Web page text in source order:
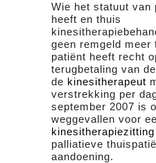
Wie het statuut van
heeft en thuis
geen remgeld meer
patiënt heeft recht
terugbetaling van
de kinesitherapeut
verstrekking per
september 2007 is
weggevallen voor
palliatieve
aandoening.